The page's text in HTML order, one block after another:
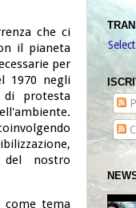
che ci
il pianeta
per
1970 negli
di protesta
nostro
come tema